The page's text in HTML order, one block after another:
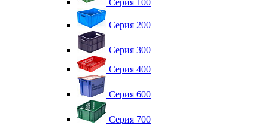
Серия 100
Серия 200
Серия 300
Серия 400
Серия 600
Серия 700